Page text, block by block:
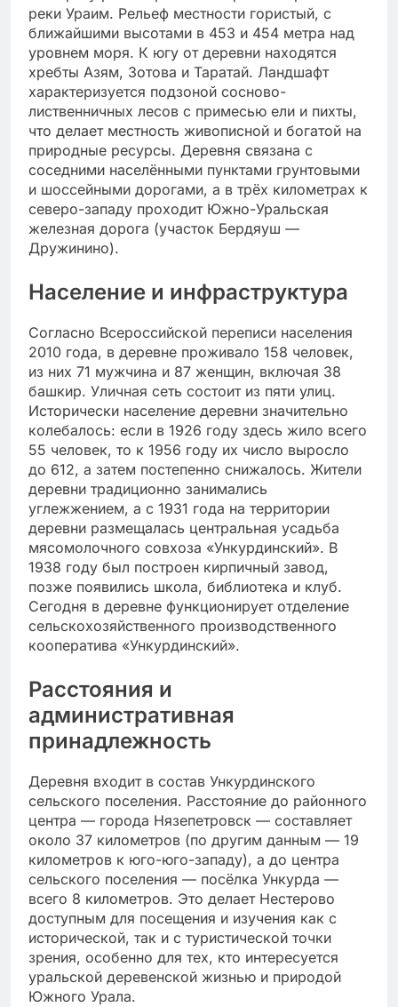
реки Ураим. Рельеф местности гористый, с
ближайшими высотами в 453 и 454 метра над
уровнем моря. К югу от деревни находятся
хребты Азям, Зотова и Таратай. Ландшафт
характеризуется подзоной сосново-
лиственничных лесов с примесью ели и пихты,
что делает местность живописной и богатой на
природные ресурсы. Деревня связана с
соседними населёнными пунктами грунтовыми
и шоссейными дорогами, а в трёх километрах к
северо-западу проходит Южно-Уральская
железная дорога (участок Бердяуш —
Дружинино).
Население и инфраструктура
Согласно Всероссийской переписи населения
2010 года, в деревне проживало 158 человек,
из них 71 мужчина и 87 женщин, включая 38
башкир. Уличная сеть состоит из пяти улиц.
Исторически население деревни значительно
колебалось: если в 1926 году здесь жило всего
55 человек, то к 1956 году их число выросло
до 612, а затем постепенно снижалось. Жители
деревни традиционно занимались
углежжением, а с 1931 года на территории
деревни размещалась центральная усадьба
мясомолочного совхоза «Ункурдинский». В
1938 году был построен кирпичный завод,
позже появились школа, библиотека и клуб.
Сегодня в деревне функционирует отделение
сельскохозяйственного производственного
кооператива «Ункурдинский».
Расстояния и
административная
принадлежность
Деревня входит в состав Ункурдинского
сельского поселения. Расстояние до районного
центра — города Нязепетровск — составляет
около 37 километров (по другим данным — 19
километров к юго-юго-западу), а до центра
сельского поселения — посёлка Ункурда —
всего 8 километров. Это делает Нестерово
доступным для посещения и изучения как с
исторической, так и с туристической точки
зрения, особенно для тех, кто интересуется
уральской деревенской жизнью и природой
Южного Урала.